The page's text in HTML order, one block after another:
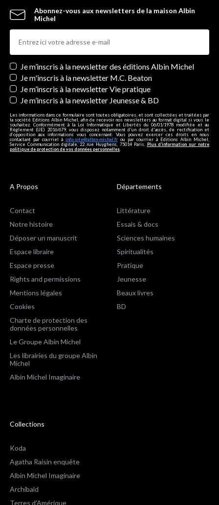
Abonnez-vous aux newsletters de la maison Albin
Michel
Newsletters
Je m’inscris à la newsletter des éditions Albin Michel
Je m'inscris à la newsletter M.C. Beaton
Je m’inscris à la newsletter Vie pratique
Je m’inscris à la newsletter Jeunesse & BD
Les informations dans ce formulaire sont toutes obligatoires, et sont collectées et traitées par
la société Editions Albin Michel, afin de recevoir nos newsletters au format digital si vous le
souhaitez. Conformément à la Loi Informatique et Libertés du 06/01/1978 modifiée et au
Règlement (UE) 2016/679, vous disposez notamment d'un droit d'accès, de rectification et
d’opposition aux informations vous concernant. Vous pouvez exercer ces droits en nous
contactant par courriel à info-site@albin-michel.fr ou par courrier à Editions Albin Michel,
Service Communication digitale, 22 rue Huyghens, 75014 Paris. Plus d’information sur notre
politique de protection de vos données personnelles
A Propos
Contact
Notre histoire
Déposer un manuscrit
Espace libraire
Espace presse
Rights and permissions
Mentions légales
Cookies
Charte de protection des
données personnelles
Le Groupe Albin Michel
Les librairies du groupe Albin
Michel
Albin Michel Imaginaire
Départements
Littérature
Essais & docs
Sciences humaines
Spiritualités
Pratique
Jeunesse
Beaux livres
BD
Collections
Koda
Agatha Raisin enquête
Albin Michel Imaginaire
Archibald
Terres d'Amérique